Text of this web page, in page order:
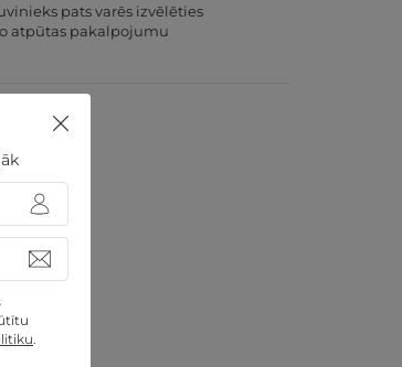
pats varēs izvēlēties
atpūtas pakalpojumu
.